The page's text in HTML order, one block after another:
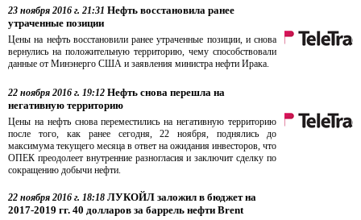
23 ноября 2016 г. 21:31 Нефть восстановила ранее
утраченные позиции
Цены на нефть восстановили ранее утраченные позиции, и снова
вернулись на положительную территорию, чему способствовали
данные от Минэнерго США и заявления министра нефти Ирака.
22 ноября 2016 г. 19:12 Нефть снова перешла на
негативную территорию
Цены на нефть снова переместились на негативную территорию
после того, как ранее сегодня, 22 ноября, поднялись до
максимума текущего месяца в ответ на ожидания инвесторов, что
ОПЕК преодолеет внутренние разногласия и заключит сделку по
сокращению добычи нефти.
22 ноября 2016 г. 18:18 ЛУКОЙЛ заложил в бюджет на
2017-2019 гг. 40 долларов за баррель нефти Brent